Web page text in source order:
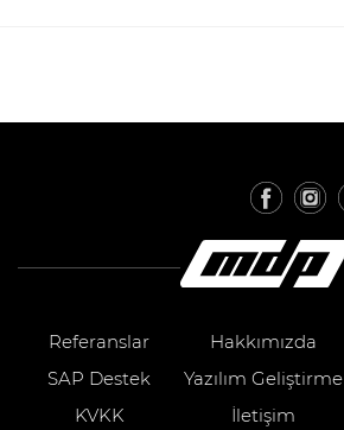
Referanslar Hakkımızda
SAP Destek
Yazılım Geliştirme
KVKK
İletişim